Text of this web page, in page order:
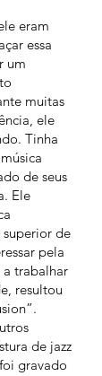
eram
essa
um
muitas
ele
Tinha
de seus
Ele
superior de
pela
trabalhar
resultou
de jazz
gravado